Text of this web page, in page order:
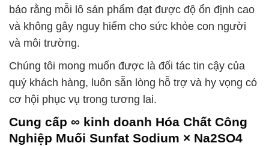
bảo rằng mỗi lô sản phẩm đạt được độ ổn định cao
và không gây nguy hiểm cho sức khỏe con người
và môi trường.
Chúng tôi mong muốn được là đối tác tin cậy của
quý khách hàng, luôn sẵn lòng hỗ trợ và hy vọng có
cơ hội phục vụ trong tương lai.
Cung cấp ∞ kinh doanh Hóa Chất Công
Nghiệp Muối Sunfat Sodium × Na2SO4